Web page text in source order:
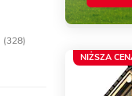
(328)
NIŻSZA